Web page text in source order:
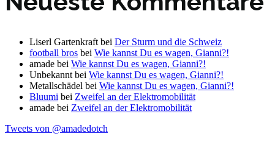
Liserl Gartenkraft bei Der Sturm und die Schweiz
football bros bei Wie kannst Du es wagen, Gianni?!
amade bei Wie kannst Du es wagen, Gianni?!
Unbekannt bei Wie kannst Du es wagen, Gianni?!
Metallschädel bei Wie kannst Du es wagen, Gianni?!
Bluumi bei Zweifel an der Elektromobilität
amade bei Zweifel an der Elektromobilität
Tweets von @amadedotch